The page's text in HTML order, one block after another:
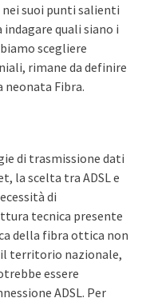
suoi punti salienti
indagare quali siano i
scegliere
rimane da definire
neonata Fibra.
di trasmissione dati
la scelta tra ADSL e
di
tecnica presente
della fibra ottica non
territorio nazionale,
essere
ADSL. Per